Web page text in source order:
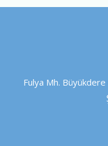
Fulya Mh. Büyükdere